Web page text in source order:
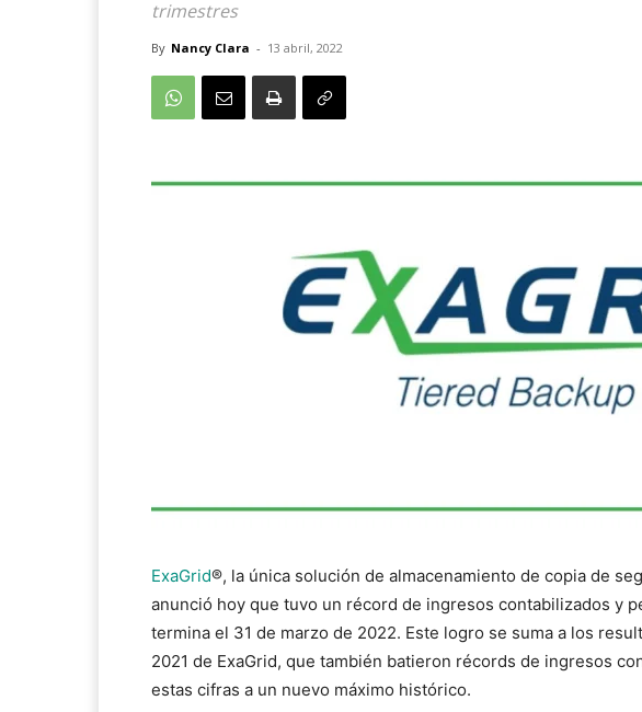
trimestres
By Nancy Clara - 13 abril, 2022
ExaGrid®, la única solución de almacenamiento de copia de
anunció hoy que tuvo un récord de ingresos contabilizados y
termina el 31 de marzo de 2022. Este logro se suma a los
2021 de ExaGrid, que también batieron récords de ingresos
estas cifras a un nuevo máximo histórico.